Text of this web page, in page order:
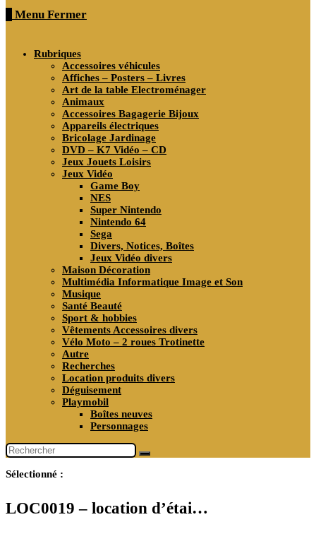
Menu Fermer
Rubriques
Accessoires véhicules
Affiches – Posters – Livres
Art de la table Electroménager
Animaux
Accessoires Bagagerie Bijoux
Appareils électriques
Bricolage Jardinage
DVD – K7 Vidéo – CD
Jeux Jouets Loisirs
Jeux Vidéo
Game Boy
NES
Super Nintendo
Nintendo 64
Sega
Divers, Notices, Boîtes
Jeux Vidéo divers
Maison Décoration
Multimédia Informatique Image et Son
Musique
Santé Beauté
Sport & hobbies
Vêtements Accessoires divers
Vélo Moto – 2 roues Trotinette
Autre
Recherches
Location produits divers
Déguisement
Playmobil
Boîtes neuves
Personnages
Sélectionné :
LOC0019 – location d’étai…